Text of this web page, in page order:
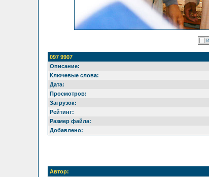
097 9907
Описание:
Ключевые слова:
Дата:
Просмотров:
Загрузок:
Рейтинг:
Размер файла:
Добавлено:
Автор: